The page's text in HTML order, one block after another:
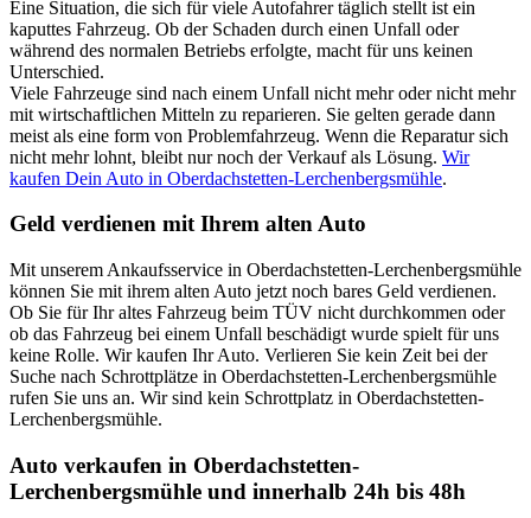
Eine Situation, die sich für viele Autofahrer täglich stellt ist ein
kaputtes Fahrzeug. Ob der Schaden durch einen Unfall oder
während des normalen Betriebs erfolgte, macht für uns keinen
Unterschied.
Viele Fahrzeuge sind nach einem Unfall nicht mehr oder nicht mehr
mit wirtschaftlichen Mitteln zu reparieren. Sie gelten gerade dann
meist als eine form von Problemfahrzeug. Wenn die Reparatur sich
nicht mehr lohnt, bleibt nur noch der Verkauf als Lösung. Wir
kaufen Dein Auto in Oberdachstetten-Lerchenbergsmühle.
Geld verdienen mit Ihrem alten Auto
Mit unserem Ankaufsservice in Oberdachstetten-Lerchenbergsmühle
können Sie mit ihrem alten Auto jetzt noch bares Geld verdienen.
Ob Sie für Ihr altes Fahrzeug beim TÜV nicht durchkommen oder
ob das Fahrzeug bei einem Unfall beschädigt wurde spielt für uns
keine Rolle. Wir kaufen Ihr Auto. Verlieren Sie kein Zeit bei der
Suche nach Schrottplätze in Oberdachstetten-Lerchenbergsmühle
rufen Sie uns an. Wir sind kein Schrottplatz in Oberdachstetten-
Lerchenbergsmühle.
Auto verkaufen in Oberdachstetten-
Lerchenbergsmühle und innerhalb 24h bis 48h